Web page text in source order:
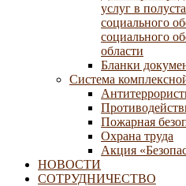
услуг в
социального
социального
области
Бланки
Система
Пожарная
Охрана труда
Акция
НОВОСТИ
СОТРУДНИЧЕСТВО